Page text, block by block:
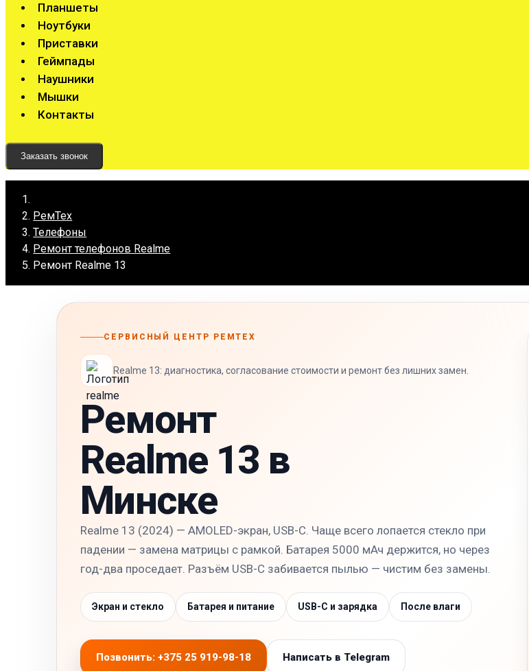
Планшеты
Ноутбуки
Приставки
Геймпады
Наушники
Мышки
Контакты
Заказать звонок
РемТех
Телефоны
Ремонт телефонов Realme
Ремонт Realme 13
СЕРВИСНЫЙ ЦЕНТР РЕМТЕХ
Realme 13: диагностика, согласование стоимости и ремонт без лишних замен.
Ремонт
Realme 13 в
Минске
Realme 13 (2024) — AMOLED-экран, USB-C. Чаще всего лопается стекло при
падении — замена матрицы с рамкой. Батарея 5000 мАч держится, но через
год-два проседает. Разъём USB-C забивается пылью — чистим без замены.
Экран и стекло Батарея и питание USB-C и зарядка После влаги
Позвонить: +375 25 919-98-18 Написать в Telegram